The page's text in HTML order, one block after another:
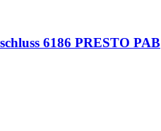
6186 PRESTO PAB